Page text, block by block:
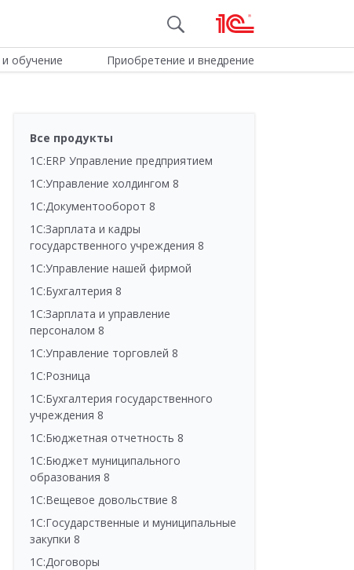
обучение Приобретение и внедрение
Все продукты
1С:ERP Управление предприятием
1С:Управление холдингом 8
1С:Документооборот 8
1С:Зарплата и кадры
государственного учреждения 8
1С:Управление нашей фирмой
1С:Бухгалтерия 8
1С:Зарплата и управление
персоналом 8
1С:Управление торговлей 8
1С:Розница
1С:Бухгалтерия государственного
учреждения 8
1С:Бюджетная отчетность 8
1С:Бюджет муниципального
образования 8
1С:Вещевое довольствие 8
1С:Государственные и муниципальные
закупки 8
1С:Договоры